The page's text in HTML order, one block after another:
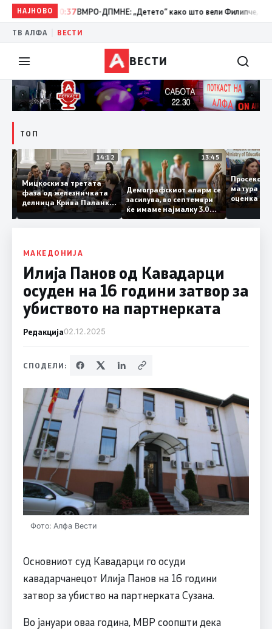
НАЈНОВО
10:37 ВМРО-ДПМНЕ: „Детето“ како што вели Филипче, денес со
ТВ АЛФА ВЕСТИ
ВЕСТИ
ТОП
15:20
Во
14:12
Мицкоски за третата
фаза од железничката
делница Крива Паланка
– Деве Баир: Проектот
нема да заврши на
целина
13:45
Демографскиот аларм се
засилува, во септември
ќе имаме најмалку 3.000
првачиња помалку
матура
оценка
МАКЕДОНИЈА
Илија Панов од Кавадарци
осуден на 16 години затвор за
убиството на партнерката
Редакција02.12.2025
СПОДЕЛИ:
Фото: Алфа Вести
Основниот суд Кавадарци го осуди
кавадарчанецот Илија Панов на 16 години
затвор за убиство на партнерката Сузана.
Во јануари оваа година, МВР соопшти дека